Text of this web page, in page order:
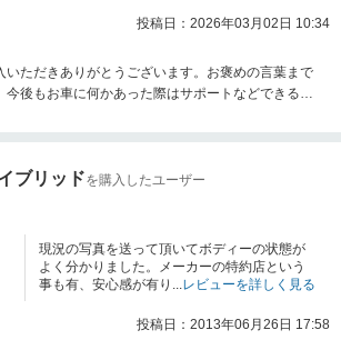
投稿日：2026年03月02日 10:34
いただきありがとうございます。お褒めの言葉まで
今後もお車に何かあった際はサポートなどできる体
ブリッドを購入したユーザー
現況の写真を送って頂いてボディーの状態が
よく分かりました。メーカーの特約店という
事も有、安心感が有り...レビューを詳しく見る
投稿日：2013年06月26日 17:58